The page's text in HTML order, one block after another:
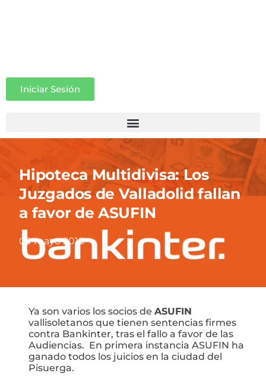
Iniciar Sesión
Hipoteca Multidivisa: Los
Juzgados de Valladolid fallan
a favor de ASUFIN
09 mayo 2018
Ya son varios los socios de ASUFIN
vallisoletanos que tienen sentencias firmes
contra Bankinter, tras el fallo a favor de las
Audiencias. En primera instancia ASUFIN ha
ganado todos los juicios en la ciudad del
Pisuerga.